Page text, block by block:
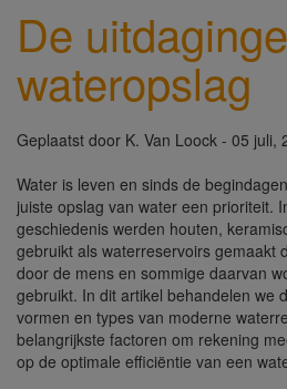
De
wateropslag
Geplaatst door K. Van Loock - 05 juli,
Water is leven en sinds de
juiste opslag van water een prioriteit.
geschiedenis werden houten,
gebruikt als waterreservoirs gemaakt
door de mens en sommige daarvan
gebruikt. In dit artikel behandelen we
vormen en types van moderne
belangrijkste factoren om rekening
op de optimale efficiëntie van een